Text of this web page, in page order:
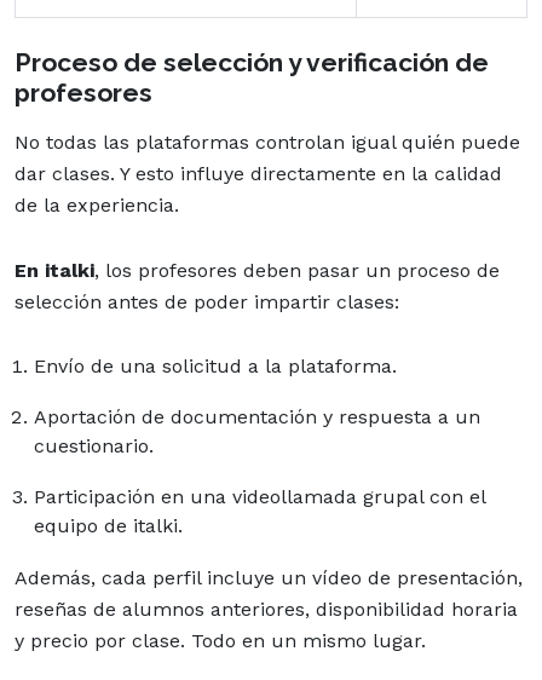
Proceso de selección y verificación de
profesores
No todas las plataformas controlan igual quién puede
dar clases. Y esto influye directamente en la calidad
de la experiencia.
En italki, los profesores deben pasar un proceso de
selección antes de poder impartir clases:
Envío de una solicitud a la plataforma.
Aportación de documentación y respuesta a un
cuestionario.
Participación en una videollamada grupal con el
equipo de italki.
Además, cada perfil incluye un vídeo de presentación,
reseñas de alumnos anteriores, disponibilidad horaria
y precio por clase. Todo en un mismo lugar.